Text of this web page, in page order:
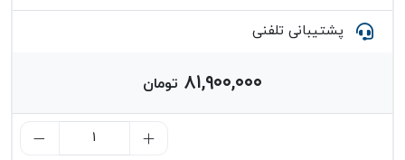
پشتیبانی تلفنی
۸۱,۹۰۰,۰۰۰ تومان